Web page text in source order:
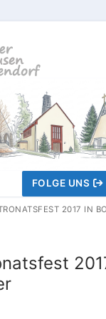
FOLGE UNS
2017 IN